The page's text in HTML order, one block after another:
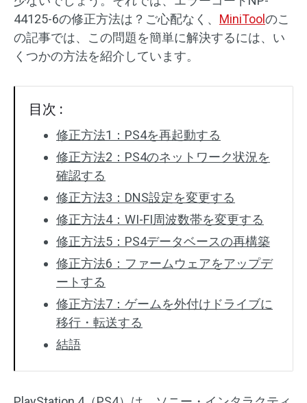
44125-6の修正方法は？ご心配なく、 MiniToolのこ
の記事では、この問題を簡単に解決するには、い
くつかの方法を紹介しています。
目次 :
修正方法1：PS4を再起動する
修正方法2：PS4のネットワーク状況を
確認する
修正方法3：DNS設定を変更する
修正方法4：WI-FI周波数帯を変更する
修正方法5：PS4データベースの再構築
修正方法6：ファームウェアをアップデ
ートする
修正方法7：ゲームを外付けドライブに
移⾏・転送する
結語